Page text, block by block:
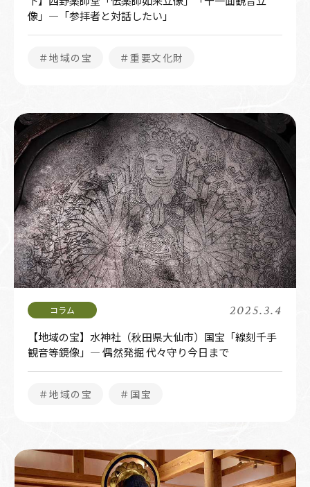
像」―「参拝者と対話したい」
＃地域の宝 ＃重要文化財
2025.3.4
【地域の宝】水神社（秋田県大仙市）国宝「線刻千手
観音等鏡像」― 偶然発掘 代々守り今日まで
＃地域の宝 ＃国宝